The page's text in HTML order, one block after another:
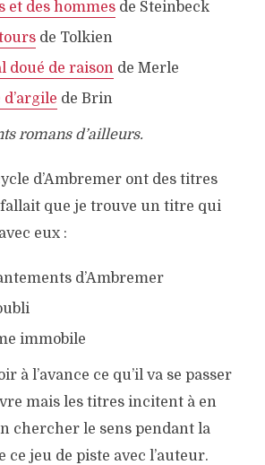
et des hommesde Steinbeck
de Tolkien
doué de raisonde Merle
de Brin
romans d’ailleurs.
d’Ambremer ont des titres
fallait que je trouve un titre qui
eux :
d’Ambremer
immobile
à l’avance ce qu’il va se passer
mais les titres incitent à en
chercher le sens pendant la
ce jeu de piste avec l’auteur.